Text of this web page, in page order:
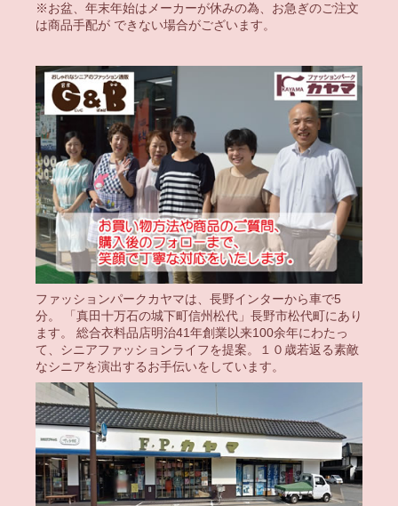
※お盆、年末年始はメーカーが休みの為、お急ぎのご注文
は商品手配が できない場合がございます。
ファッションパークカヤマは、長野インターから車で5
分。 「真田十万石の城下町信州松代」長野市松代町にあり
ます。 総合衣料品店明治41年創業以来100余年にわたっ
て、シニアファッションライフを提案。１０歳若返る素敵
なシニアを演出するお手伝いをしています。